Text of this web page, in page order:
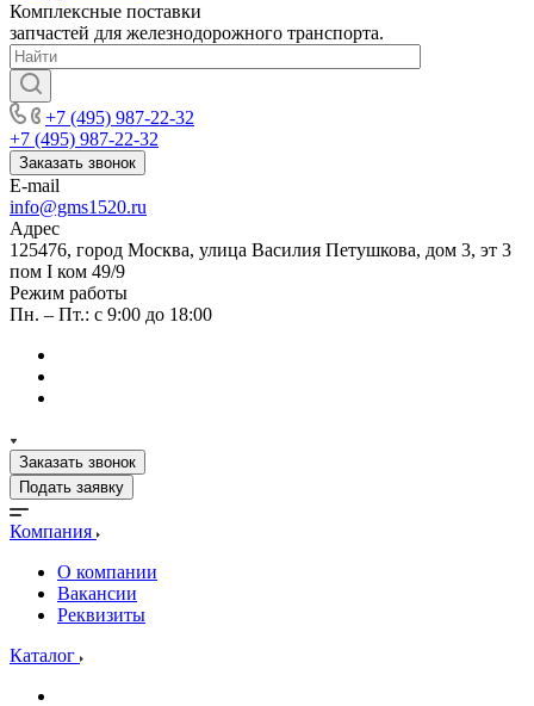
Комплексные поставки
запчастей для железнодорожного транспорта.
+7 (495) 987-22-32
+7 (495) 987-22-32
Заказать звонок
E-mail
info@gms1520.ru
Адрес
125476, город Москва, улица Василия Петушкова, дом 3, эт 3
пом I ком 49/9
Режим работы
Пн. – Пт.: с 9:00 до 18:00
Заказать звонок
Подать заявку
Компания
О компании
Вакансии
Реквизиты
Каталог